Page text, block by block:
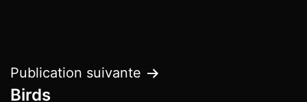
Navigation
Publication suivante
Birds